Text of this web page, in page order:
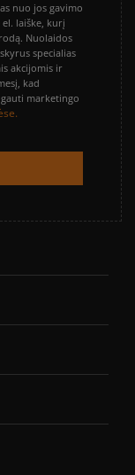
nuo jos gavimo
laiške, kurį
Nuolaidos
specialias
akcijomis ir
kad
marketingo